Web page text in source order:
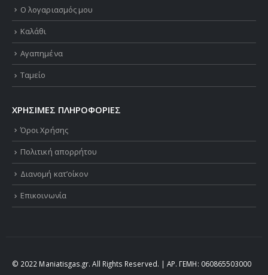
Ο λογαριασμός μου
Καλάθι
Αγαπημένα
Ταμείο
ΧΡΗΣΙΜΕΣ ΠΛΗΡΟΦΟΡΙΕΣ
Όροι Χρήσης
Πολιτική απορρήτου
Διανομή κατ’οίκον
Επικοινωνία
© 2022 Maniatisgas.gr. All Rights Reserved. | ΑΡ. ΓΕΜΗ: 060865503000